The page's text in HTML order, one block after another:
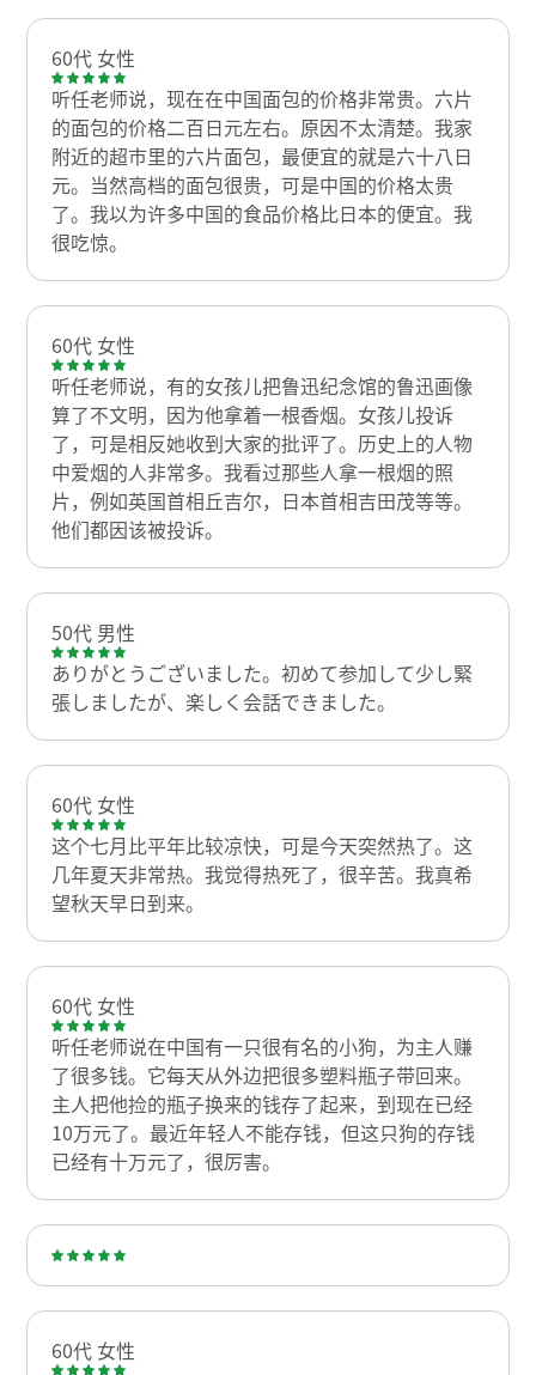
60代 女性
听任老师说，现在在中国面包的价格非常贵。六片
的面包的价格二百日元左右。原因不太清楚。我家
附近的超市里的六片面包，最便宜的就是六十八日
元。当然高档的面包很贵，可是中国的价格太贵
了。我以为许多中国的食品价格比日本的便宜。我
很吃惊。
60代 女性
听任老师说，有的女孩儿把鲁迅纪念馆的鲁迅画像
算了不文明，因为他拿着一根香烟。女孩儿投诉
了，可是相反她收到大家的批评了。历史上的人物
中爱烟的人非常多。我看过那些人拿一根烟的照
片，例如英国首相丘吉尔，日本首相吉田茂等等。
他们都因该被投诉。
50代 男性
ありがとうございました。初めて参加して少し緊
張しましたが、楽しく会話できました。
60代 女性
这个七月比平年比较凉快，可是今天突然热了。这
几年夏天非常热。我觉得热死了，很辛苦。我真希
望秋天早日到来。
60代 女性
听任老师说在中国有一只很有名的小狗，为主人赚
了很多钱。它每天从外边把很多塑料瓶子带回来。
主人把他捡的瓶子换来的钱存了起来，到现在已经
10万元了。最近年轻人不能存钱，但这只狗的存钱
已经有十万元了，很厉害。
60代 女性